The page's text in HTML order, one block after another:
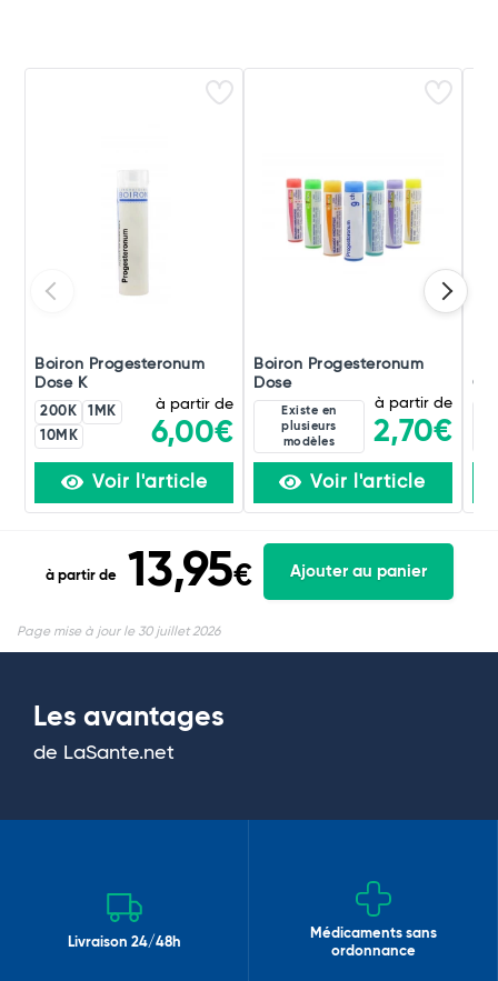
Boiron Progesteronum
Dose K
200K
1MK
10MK
à partir de
6,00€
Voir l'article
Boiron Progesteronum
Dose
Existe en
plusieurs
modèles
à partir de
2,70€
Voir l'article
à partir de 13,95€ Ajouter au panier
Page mise à jour le 30 juillet 2026
Les avantages
de LaSante.net
Livraison 24/48h
Médicaments sans
ordonnance